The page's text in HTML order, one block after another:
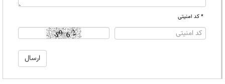
* کد امنیتی